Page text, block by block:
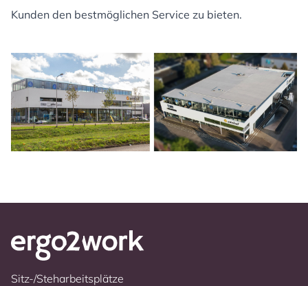
Kunden den bestmöglichen Service zu bieten.
Sitz-/Steharbeitsplätze